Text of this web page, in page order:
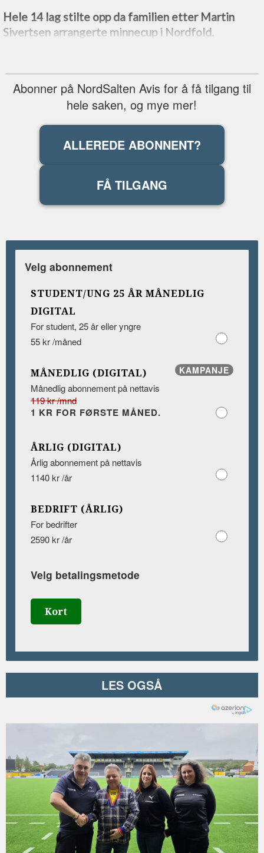
Hele 14 lag stilte opp da familien etter Martin
Sivertsen arrangerte minnecup i Nordfold.
Abonner på NordSalten Avis for å få tilgang til
hele saken, og mye mer!
ALLEREDE ABONNENT?
FÅ TILGANG
Velg abonnement
STUDENT/UNG 25 ÅR MÅNEDLIG
DIGITAL
For student, 25 år eller yngre
55 kr /måned
KAMPANJE
MÅNEDLIG (DIGITAL)
Månedlig abonnement på nettavis
119 kr /mnd
1 KR FOR FØRSTE MÅNED.
ÅRLIG (DIGITAL)
Årlig abonnement på nettavis
1140 kr /år
BEDRIFT (ÅRLIG)
For bedrifter
2590 kr /år
Velg betalingsmetode
Kort
LES OGSÅ